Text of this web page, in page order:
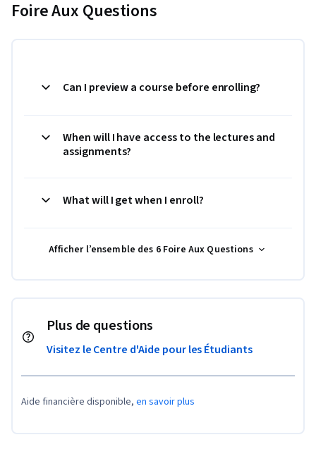
Foire Aux Questions
Can I preview a course before enrolling?
When will I have access to the lectures and
assignments?
What will I get when I enroll?
Afficher l’ensemble des 6 Foire Aux Questions
Plus de questions
Visitez le Centre d'Aide pour les Étudiants
Aide financière disponible, en savoir plus